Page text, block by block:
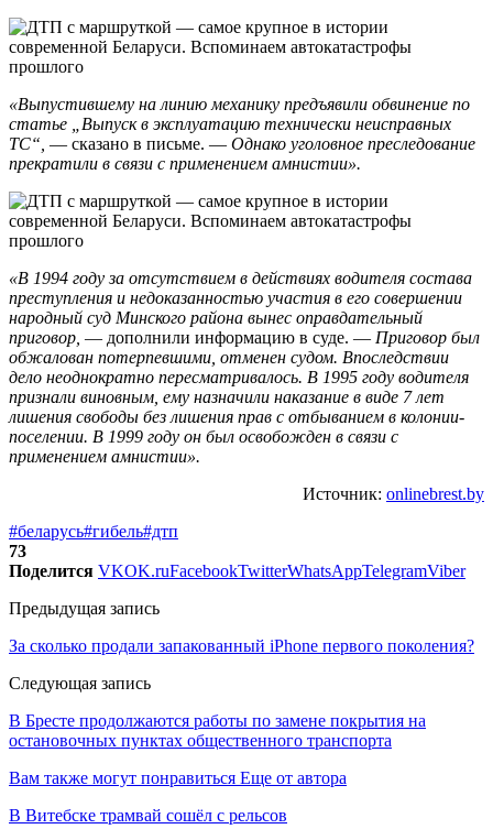
«Выпустившему на линию механику предъявили обвинение по
статье „Выпуск в эксплуатацию технически неисправных
ТС“, — сказано в письме. — Однако уголовное преследование
прекратили в связи с применением амнистии».
«В 1994 году за отсутствием в действиях водителя состава
преступления и недоказанностью участия в его совершении
народный суд Минского района вынес оправдательный
приговор, — дополнили информацию в суде. — Приговор был
обжалован потерпевшими, отменен судом. Впоследствии
дело неоднократно пересматривалось. В 1995 году водителя
признали виновным, ему назначили наказание в виде 7 лет
лишения свободы без лишения прав с отбыванием в колонии-
поселении. В 1999 году он был освобожден в связи с
применением амнистии».
Источник: onlinebrest.by
#беларусь#гибель#дтп
73
Поделится VKOK.ruFacebookTwitterWhatsAppTelegramViber
Предыдущая запись
За сколько продали запакованный iPhone первого поколения?
Следующая запись
В Бресте продолжаются работы по замене покрытия на
остановочных пунктах общественного транспорта
Вам также могут понравиться Еще от автора
В Витебске трамвай сошёл с рельсов